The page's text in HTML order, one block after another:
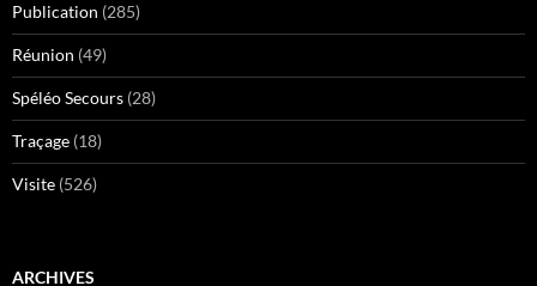
Publication (285)
Réunion (49)
Spéléo Secours (28)
Traçage (18)
Visite (526)
ARCHIVES